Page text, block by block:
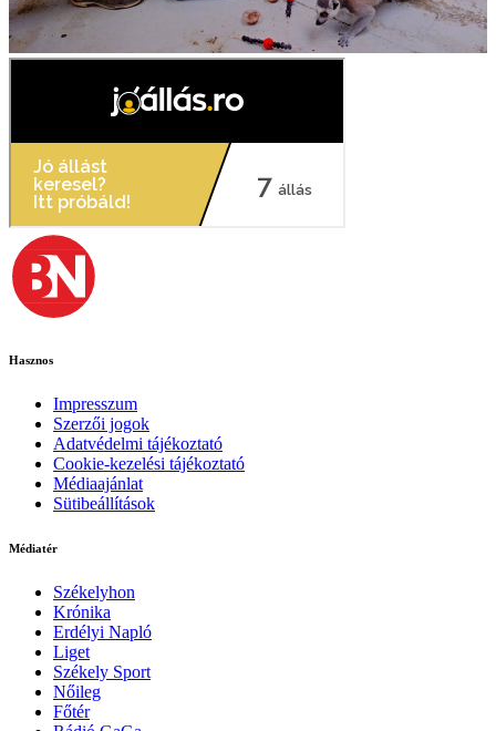
Hasznos
Impresszum
Szerzői jogok
Adatvédelmi tájékoztató
Cookie-kezelési tájékoztató
Médiaajánlat
Sütibeállítások
Médiatér
Székelyhon
Krónika
Erdélyi Napló
Liget
Székely Sport
Nőileg
Főtér